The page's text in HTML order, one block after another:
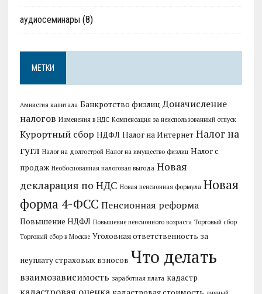
аудиосеминары (8)
МЕТКИ
Амнистия капитала Банкротство физлиц Доначисление
налогов Изменения в НДС Компенсация за неиспользованный отпуск
Курортный сбор НДФЛ Налог на Интернет Налог на
гугл Налог на долгострой Налог на имущество физлиц Налог с
продаж Необоснованная налоговая выгода Новая
декларация по НДС Новая пенсионная формула Новая
форма 4-ФСС Пенсионная реформа
Повышение НДФЛ Повышение пенсионного возраста Торговый сбор
Торговый сбор в Москве Уголовная ответственность за
неуплату страховых взносов Что делать
взаимозависимость заработная плата кадастр